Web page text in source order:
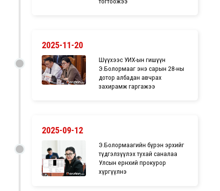
2025-11-20
Шүүхээс УИХ-ын гишүүн
Э.Болормааг энэ сарын 28-ны
дотор албадан авчрах
захирамж гаргажээ
2025-09-12
Э.Болормаагийн бүрэн эрхийг
түдгэлзүүлэх тухай саналаа
Улсын ерөнхий прокурор
хүргүүлнэ